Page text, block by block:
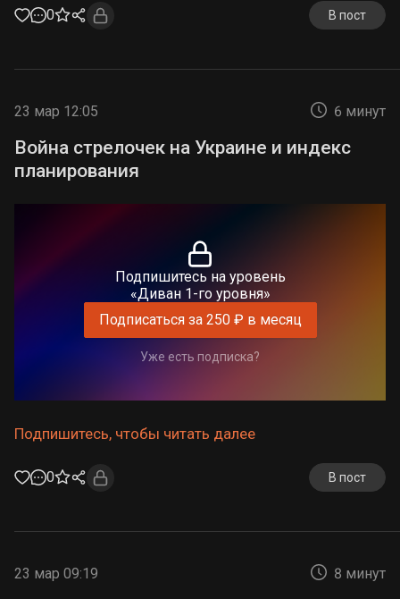
0 В пост
23 мар 12:05 6 минут
Война стрелочек на Украине и индекс
планирования
Подпишитесь на уровень
«Диван 1-го уровня»
Подписаться за 250 ₽ в месяц
Уже есть подписка?
Подпишитесь, чтобы читать далее
0 В пост
23 мар 09:19 8 минут